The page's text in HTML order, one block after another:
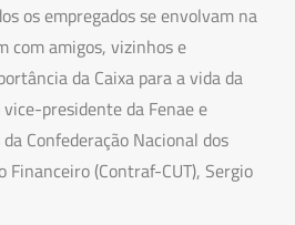
os empregados se envolvam na
com amigos, vizinhos e
da Caixa para a vida da
vice-presidente da Fenae e
Confederação Nacional dos
Financeiro (Contraf-CUT), Sergio